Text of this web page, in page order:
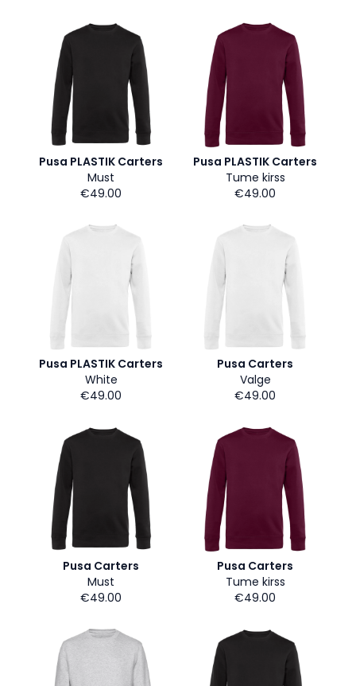
Pusa PLASTIK Carters
Must
€49.00
Pusa PLASTIK Carters
Tume kirss
€49.00
Pusa PLASTIK Carters
White
€49.00
Pusa Carters
Valge
€49.00
Pusa Carters
Must
€49.00
Pusa Carters
Tume kirss
€49.00